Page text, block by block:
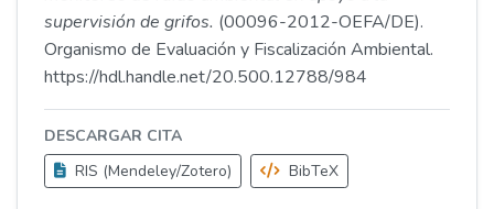
supervisión de grifos. (00096-2012-OEFA/DE).
Organismo de Evaluación y Fiscalización Ambiental.
https://hdl.handle.net/20.500.12788/984
DESCARGAR CITA
RIS (Mendeley/Zotero)
BibTeX